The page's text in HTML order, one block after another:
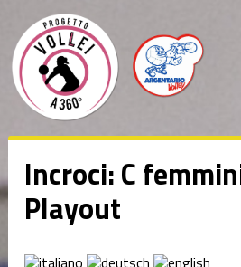
Incroci: C
Playout